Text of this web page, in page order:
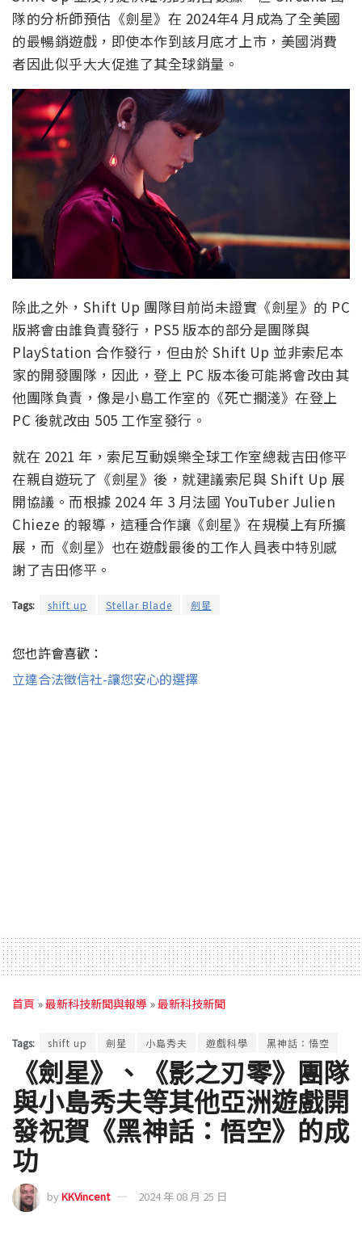
隊的分析師預估《劍星》在 2024年4 月成為了全美國
的最暢銷遊戲，即使本作到該月底才上市，美國消費
者因此似乎大大促進了其全球銷量。
除此之外，Shift Up 團隊目前尚未證實《劍星》的 PC
版將會由誰負責發行，PS5 版本的部分是團隊與
PlayStation 合作發行，但由於 Shift Up 並非索尼本
家的開發團隊，因此，登上 PC 版本後可能將會改由其
他團隊負責，像是小島工作室的《死亡擱淺》在登上
PC 後就改由 505 工作室發行。
就在 2021 年，索尼互動娛樂全球工作室總裁吉田修平
在親自遊玩了《劍星》後，就建議索尼與 Shift Up 展
開協議。而根據 2024 年 3 月法國 YouTuber Julien
Chieze 的報導，這種合作讓《劍星》在規模上有所擴
展，而《劍星》也在遊戲最後的工作人員表中特別感
謝了吉田修平。
Tags: shift up Stellar Blade 劍星
您也許會喜歡：
立達合法徵信社-讓您安心的選擇
首頁 »最新科技新聞與報導 »最新科技新聞
Tags: shift up 劍星 小島秀夫 遊戲科學 黑神話：悟空
《劍星》、《影之刃零》團隊
與小島秀夫等其他亞洲遊戲開
發祝賀《黑神話：悟空》的成
功
byKKVincent 2024 年 08 月 25 日